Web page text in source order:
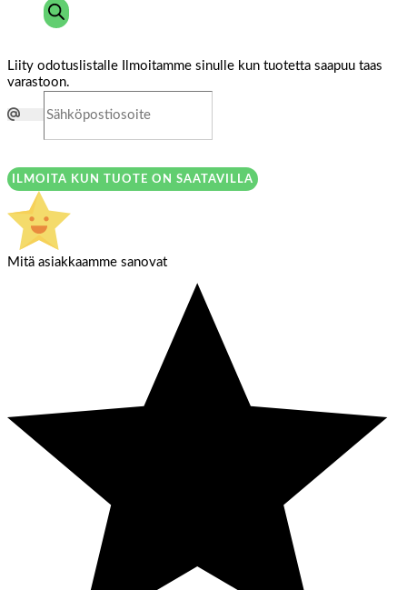
Liity odotuslistalle
Ilmoitamme sinulle kun tuotetta saapuu taas
varastoon.
ILMOITA KUN TUOTE ON SAATAVILLA
Mitä asiakkaamme sanovat